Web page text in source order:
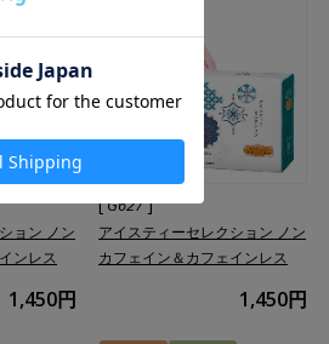
ョン ノン
ンレス
1,450円
[G627]
アイスティーセレクション ノン
カフェイン＆カフェインレス
1,450円